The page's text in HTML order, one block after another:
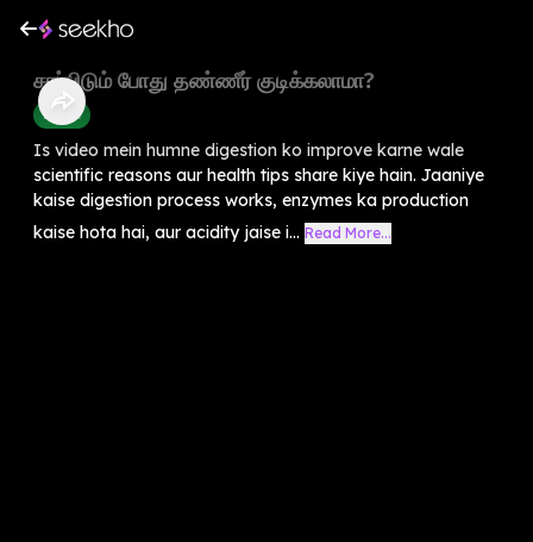
சாப்பிடும் போது தண்ணீர் குடிக்கலாமா?
Health
Is video mein humne digestion ko improve karne wale
scientific reasons aur health tips share kiye hain. Jaaniye
kaise digestion process works, enzymes ka production
kaise hota hai, aur acidity jaise i... Read More...